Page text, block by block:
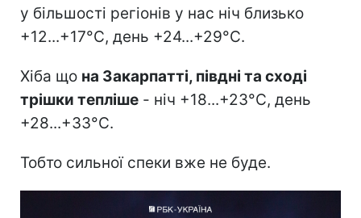
у більшості регіонів у нас ніч близько
+12...+17°C, день +24...+29°C.
Хіба що на Закарпатті, півдні та сході
трішки тепліше - ніч +18...+23°C, день
+28...+33°C.
Тобто сильної спеки вже не буде.